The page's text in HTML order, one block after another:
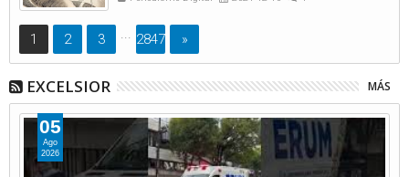
1 2 3 ... 2847 »
EXCELSIOR MÁS
05
Ago
2026